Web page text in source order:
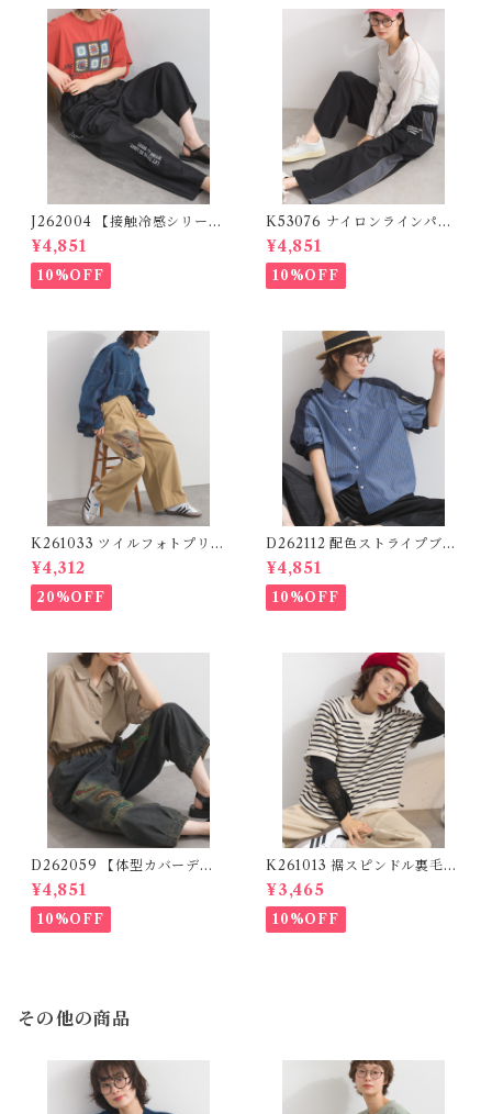
J262004 【接触冷感シリー
ズ】 ツイルワーク風ロゴパン
ツ / Cool Touch Twill Work
Logo Pants (残りわずか)
¥4,851
10%OFF
K53076 ナイロンラインパン
ツ / Nylon Line Pants (残り
わずか)
¥4,851
10%OFF
K261033 ツイルフォトプリン
トイージーテーパードパンツ /
Twill Photo Print Easy Tap
ered Pants
¥4,312
20%OFF
D262112 配色ストライプブラ
ウス / Color Block Stripe R
elaxed Blouse 【re-stock】
¥4,851
10%OFF
D262059 【体型カバーデニ
ムシリーズ】 パッチワークロ
ゴデニムパンツ / Patchwork
Logo Denim Pants
¥4,851
10%OFF
K261013 裾スピンドル裏毛カ
ットベスト / Drawstring He
m Sweat Cut Vest
¥3,465
10%OFF
その他の商品